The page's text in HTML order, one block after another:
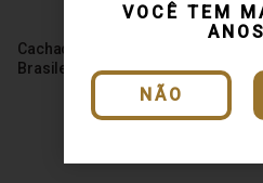
VOCÊ TEM
NÃO
Cachaça Matriarca 4 Madeiras
Brasileiras 750ml